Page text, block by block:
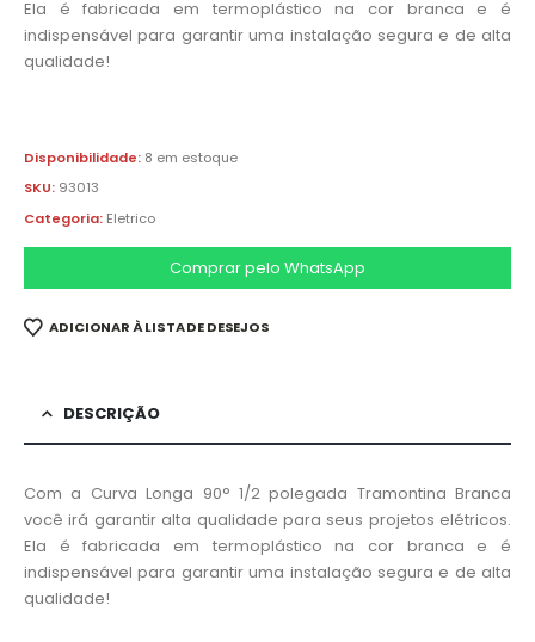
Ela é fabricada em termoplástico na cor branca e é
indispensável para garantir uma instalação segura e de alta
qualidade!
Disponibilidade: 8 em estoque
SKU: 93013
Categoria: Eletrico
Comprar pelo WhatsApp
ADICIONAR À LISTA DE DESEJOS
DESCRIÇÃO
Com a Curva Longa 90° 1/2 polegada Tramontina Branca
você irá garantir alta qualidade para seus projetos elétricos.
Ela é fabricada em termoplástico na cor branca e é
indispensável para garantir uma instalação segura e de alta
qualidade!